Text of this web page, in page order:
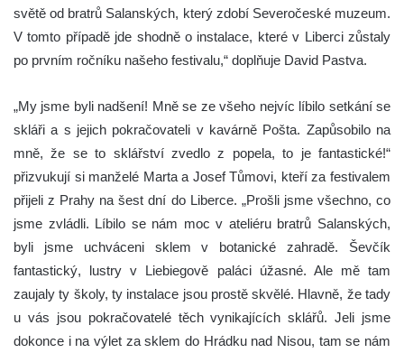
světě od bratrů Salanských, který zdobí Severočeské muzeum.
V tomto případě jde shodně o instalace, které v Liberci zůstaly
po prvním ročníku našeho festivalu,“ doplňuje David Pastva.
„My jsme byli nadšení! Mně se ze všeho nejvíc líbilo setkání se
skláři a s jejich pokračovateli v kavárně Pošta. Zapůsobilo na
mně, že se to sklářství zvedlo z popela, to je fantastické!“
přizvukují si manželé Marta a Josef Tůmovi, kteří za festivalem
přijeli z Prahy na šest dní do Liberce. „Prošli jsme všechno, co
jsme zvládli. Líbilo se nám moc v ateliéru bratrů Salanských,
byli jsme uchváceni sklem v botanické zahradě. Ševčík
fantastický, lustry v Liebiegově paláci úžasné. Ale mě tam
zaujaly ty školy, ty instalace jsou prostě skvělé. Hlavně, že tady
u vás jsou pokračovatelé těch vynikajících sklářů. Jeli jsme
dokonce i na výlet za sklem do Hrádku nad Nisou, tam se nám